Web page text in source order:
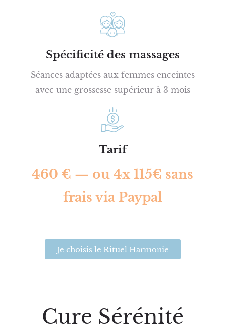
Spécificité des massages
Séances adaptées aux femmes enceintes
avec une grossesse supérieur à 3 mois
Tarif
460 € — ou 4x 115€ sans
frais via Paypal
Je choisis le Rituel Harmonie
Cure Sérénité